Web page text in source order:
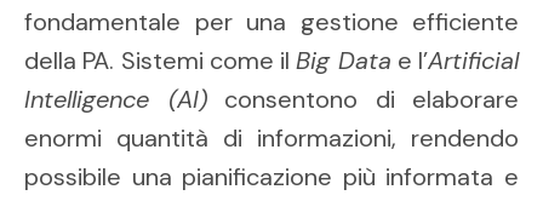
fondamentale per una gestione efficiente
della PA. Sistemi come ilBig Data e l’Artificial
Intelligence (AI)consentono di elaborare
enormi quantità di informazioni, rendendo
possibile una pianificazione più informata e